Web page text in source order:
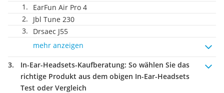
EarFun Air Pro 4
Jbl Tune 230
Drsaec J55
mehr anzeigen
In-Ear-Headsets-Kaufberatung: So wählen Sie das
richtige Produkt aus dem obigen In-Ear-Headsets
Test oder Vergleich